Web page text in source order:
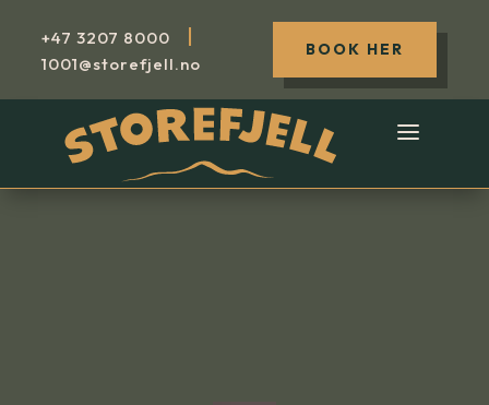
+47 3207 8000 |
1001@storefjell.no
BOOK HER